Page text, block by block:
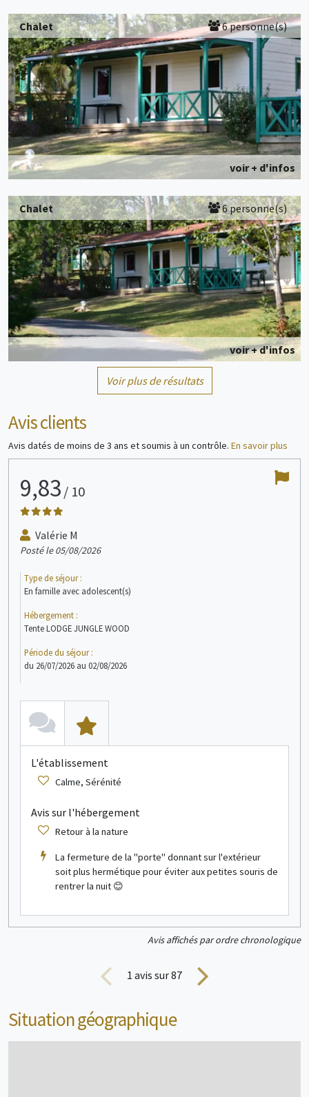
Chalet 6 personne(s)
voir + d'infos
Chalet 6 personne(s)
voir + d'infos
5/7 personne(s)
Chalet
5 personne(s)
Voir plus de résultats
Avis clients
Avis datés de moins de 3 ans et soumis à un contrôle. En savoir plus
9,83/ 10
Valérie M
Posté le 05/08/2026
Type de séjour :
En famille avec adolescent(s)
Hébergement :
Tente LODGE JUNGLE WOOD
Période du séjour :
du 26/07/2026 au 02/08/2026
L'établissement
Calme, Sérénité
Avis sur l'hébergement
Retour à la nature
La fermeture de la "porte" donnant sur l'extérieur
soit plus hermétique pour éviter aux petites souris de
rentrer la nuit 😊
Avis affichés par ordre chronologique
1 avis sur 87
Situation géographique